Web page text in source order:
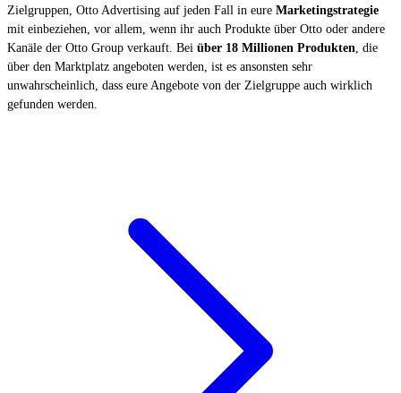
Zielgruppen, Otto Advertising auf jeden Fall in eure Marketingstrategie
mit einbeziehen, vor allem, wenn ihr auch Produkte über Otto oder andere
Kanäle der Otto Group verkauft. Bei über 18 Millionen Produkten, die
über den Marktplatz angeboten werden, ist es ansonsten sehr
unwahrscheinlich, dass eure Angebote von der Zielgruppe auch wirklich
gefunden werden.